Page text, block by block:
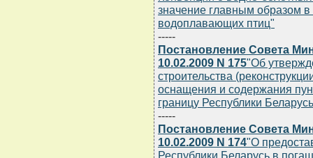
значение главным образом в
водоплавающих птиц"
-----
Постановление Совета
10.02.2009 N 175"Об
строительства
оснащения и содержания
границу Республики
-----
Постановление Совета
10.02.2009 N 174"О
Республики Беларусь в